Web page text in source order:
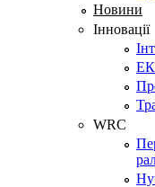
Новини
Інновації
WRC